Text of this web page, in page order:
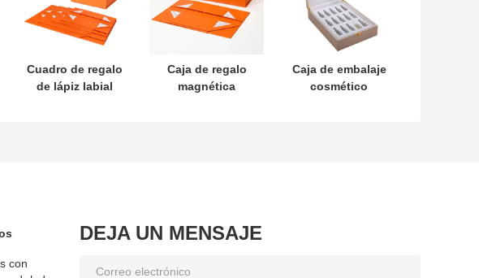
Cuadro de regalo
de lápiz labial
Caja de regalo
magnética
Caja de embalaje
cosmético
con
DEJA UN MENSAJE